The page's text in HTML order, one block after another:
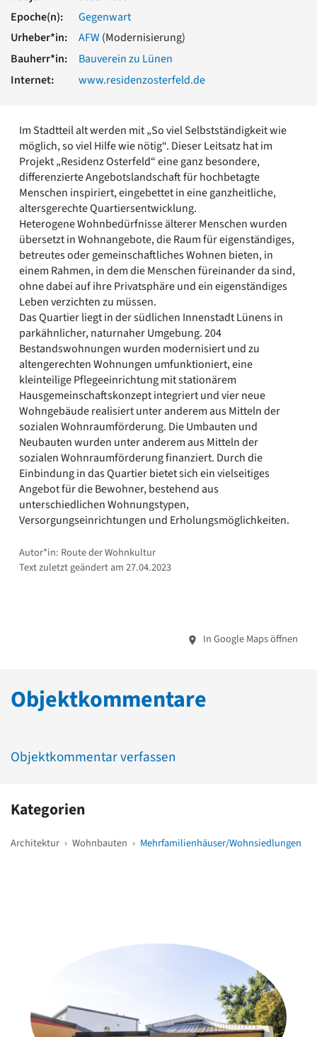
Romanik
Vorromanik
Römische Antike
Über uns
Über baukunst-nrw
Kontakt
Impressum
Datenschutz
Suchbegriff eingeben
Epoche(n):
Gegenwart
Urheber*in:
AFW (Modernisierung)
Bauherr*in:
Bauverein zu Lünen
Internet:
www.residenzosterfeld.de
Im Stadtteil alt werden mit „So viel Selbstständigkeit wie
möglich, so viel Hilfe wie nötig“. Dieser Leitsatz hat im
Projekt „Residenz Osterfeld“ eine ganz besondere,
differenzierte Angebotslandschaft für hochbetagte
Menschen inspiriert, eingebettet in eine ganzheitliche,
altersgerechte Quartiersentwicklung.
Heterogene Wohnbedürfnisse älterer Menschen wurden
übersetzt in Wohnangebote, die Raum für eigenständiges,
betreutes oder gemeinschaftliches Wohnen bieten, in
einem Rahmen, in dem die Menschen füreinander da sind,
ohne dabei auf ihre Privatsphäre und ein eigenständiges
Leben verzichten zu müssen.
Das Quartier liegt in der südlichen Innenstadt Lünens in
parkähnlicher, naturnaher Umgebung. 204
Bestandswohnungen wurden modernisiert und zu
altengerechten Wohnungen umfunktioniert, eine
kleinteilige Pflegeeinrichtung mit stationärem
Hausgemeinschaftskonzept integriert und vier neue
Wohngebäude realisiert unter anderem aus Mitteln der
sozialen Wohnraumförderung. Die Umbauten und
Neubauten wurden unter anderem aus Mitteln der
sozialen Wohnraumförderung finanziert. Durch die
Einbindung in das Quartier bietet sich ein vielseitiges
Angebot für die Bewohner, bestehend aus
unterschiedlichen Wohnungstypen,
Versorgungseinrichtungen und Erholungsmöglichkeiten.
Autor*in: Route der Wohnkultur
Text zuletzt geändert am 27.04.2023
In Google Maps öffnen
Objektkommentare
Objektkommentar verfassen
Kategorien
Architektur › Wohnbauten › Mehrfamilienhäuser/Wohnsiedlungen